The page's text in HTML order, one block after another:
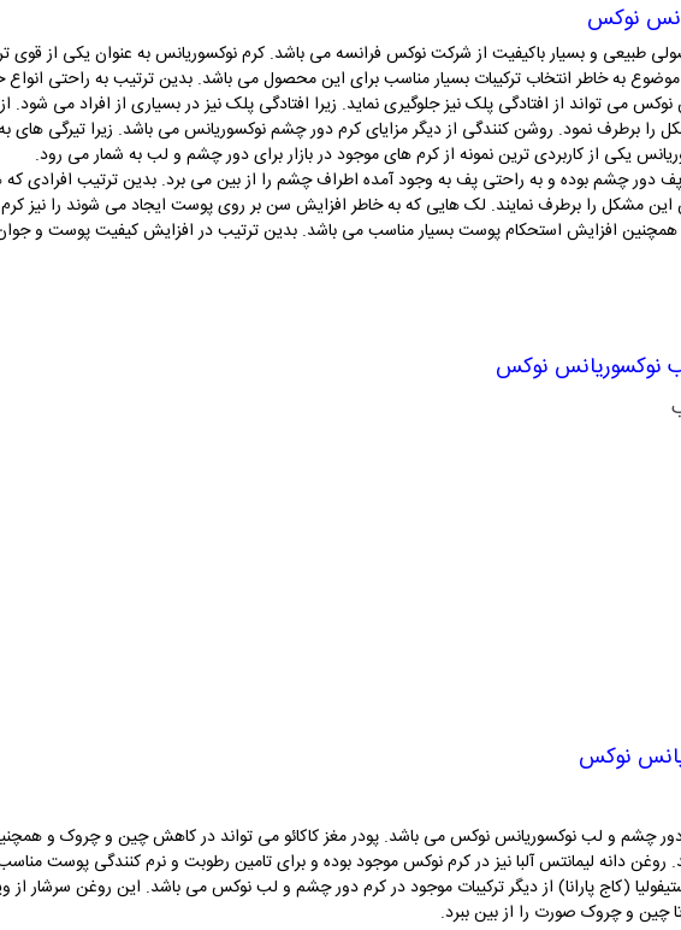
نوکس
طبیعی و بسیار باکیفیت از شرکت نوکس فرانسه می باشد. کرم نوکسوریانس به عنوان یکی از
به خاطر انتخاب ترکیبات بسیار مناسب برای این محصول می باشد. بدین ترتیب به راحتی
می تواند از افتادگی پلک نیز جلوگیری نماید. زیرا افتادگی پلک نیز در بسیاری از افراد می شود. از
را برطرف نمود. روشن کنندگی از دیگر مزایای کرم دور چشم نوکسوریانس می باشد. زیرا تیرگی های
یکی از کاربردی ترین نمونه از کرم های موجود در بازار برای دور چشم و لب به شمار می رود.
چشم بوده و به راحتی پف به وجود آمده اطراف چشم را از بین می برد. بدین ترتیب افرادی که
این مشکل را برطرف نمایند. لک هایی که به خاطر افزایش سن بر روی پوست ایجاد می شوند را نیز
افزایش استحکام پوست بسیار مناسب می باشد. بدین ترتیب در افزایش کیفیت پوست و
نوکسوریانس نوکس
نوکس
دور چشم و لب نوکسوریانس نوکس می باشد. پودر مغز کاکائو می تواند در کاهش چین و چروک و
روغن دانه لیمانتس آلبا نیز در کرم نوکس موجود بوده و برای تامین رطوبت و نرم کنندگی پوست
(کاج پارانا) از دیگر ترکیبات موجود در کرم دور چشم و لب نوکس می باشد. این روغن سرشار از
چین و چروک صورت را از بین ببرد.